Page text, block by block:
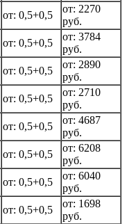
от: 0,5+0,5
от: 2270
руб.
от: 0,5+0,5
от: 3784
руб.
от: 0,5+0,5
от: 2890
руб.
от: 0,5+0,5
от: 2710
руб.
от: 0,5+0,5
от: 4687
руб.
от: 0,5+0,5
от: 6208
руб.
от: 0,5+0,5
от: 6040
руб.
от: 0,5+0,5
от: 1698
руб.